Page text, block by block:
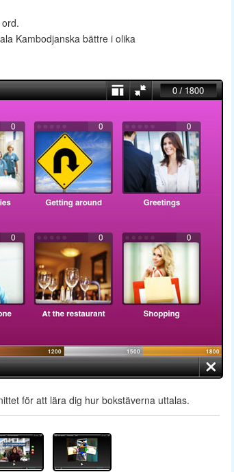
Kambodjanska bättre i olika
för att lära dig hur bokstäverna uttalas.